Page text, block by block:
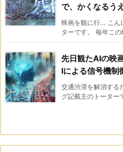
で、かくなるう
映画を観に行… こん
ターです。 毎年こ
先日観たAIの映
Iによる信号機制
交通渋滞を解消する
グ記載主のトーター